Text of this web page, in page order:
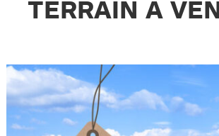
TERRAIN A